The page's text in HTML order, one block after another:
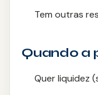
Tem outras
Quando a
Quer liquidez